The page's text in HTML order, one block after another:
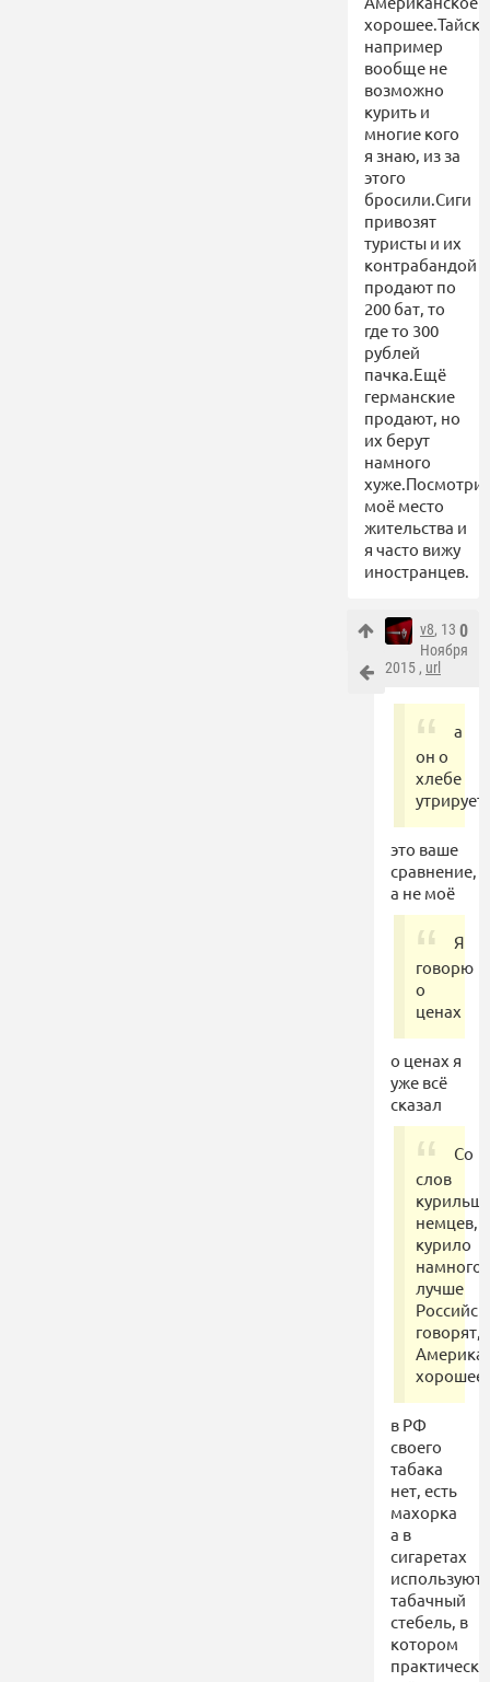
например
вообще не
возможно
курить и
многие кого
я знаю, из за
этого
бросили.Сиги
привозят
туристы и их
контрабандой
продают по
200 бат, то
где то 300
рублей
пачка.Ещё
германские
продают, но
их берут
намного
хуже.Посмотри
моё место
жительства и
я часто вижу
иностранцев.
0
v8, 13
Ноября
2015 , url
а
он о
хлебе
утрирует
это ваше
сравнение,
а не моё
Я
говорю
о
ценах
о ценах я
уже всё
сказал
Со
слов
немцев,
курило
намного
лучше
говорят,
хорошее.
в РФ
своего
табака
нет, есть
махорка
а в
сигаретах
используют
табачный
стебель, в
котором
практически